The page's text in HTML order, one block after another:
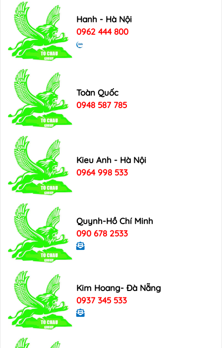
Hanh - Hà Nội
0962 444 800
Toàn Quốc
0948 587 785
Kieu Anh - Hà Nội
0964 998 533
Quynh-Hồ Chí Minh
090 678 2533
Kim Hoang- Đà Nẵng
0937 345 533